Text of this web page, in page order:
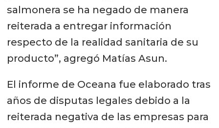
salmonera se ha negado de manera
reiterada a entregar información
respecto de la realidad sanitaria de su
producto”, agregó Matías Asun.
El informe de Oceana fue elaborado tras
años de disputas legales debido a la
reiterada negativa de las empresas para